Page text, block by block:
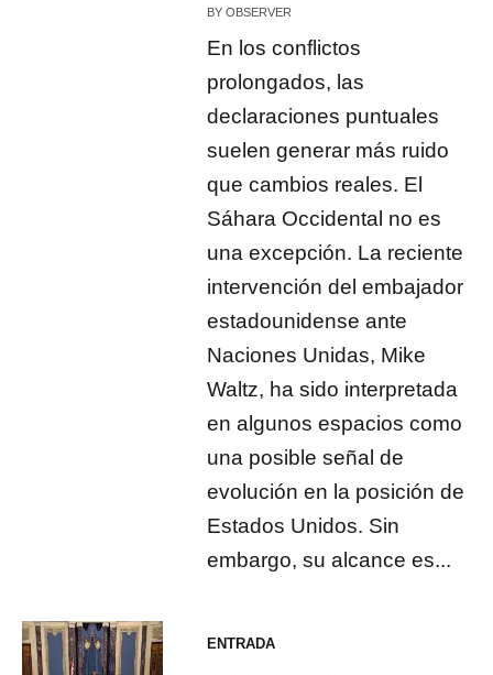
BYOBSERVER
En los conflictos
prolongados, las
declaraciones puntuales
suelen generar más ruido
que cambios reales. El
Sáhara Occidental no es
una excepción. La reciente
intervención del embajador
estadounidense ante
Naciones Unidas, Mike
Waltz, ha sido interpretada
en algunos espacios como
una posible señal de
evolución en la posición de
Estados Unidos. Sin
embargo, su alcance es...
ENTRADA